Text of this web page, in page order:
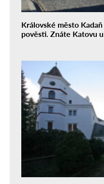
Královské město
pověsti. Znáte Katovu